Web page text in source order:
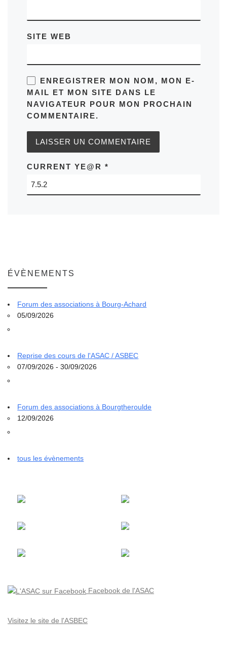
SITE WEB
ENREGISTRER MON NOM, MON E-
MAIL ET MON SITE DANS LE
NAVIGATEUR POUR MON PROCHAIN
COMMENTAIRE.
CURRENT YE@R *
ÉVÈNEMENTS
Forum des associations à Bourg-Achard
05/09/2026
Reprise des cours de l'ASAC / ASBEC
07/09/2026 - 30/09/2026
Forum des associations à Bourgtheroulde
12/09/2026
tous les évènements
Facebook de l'ASAC
Visitez le site de l'ASBEC